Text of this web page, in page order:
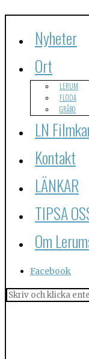
Nyheter
Ort
LERUM
FLODA
GRÅBO
LN
Kontakt
LÄNKAR
TIPSA
Om
Facebook